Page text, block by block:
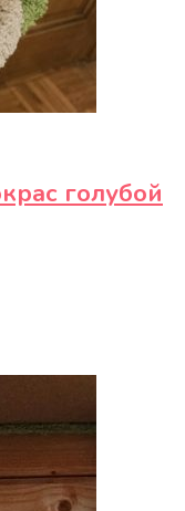
голубой